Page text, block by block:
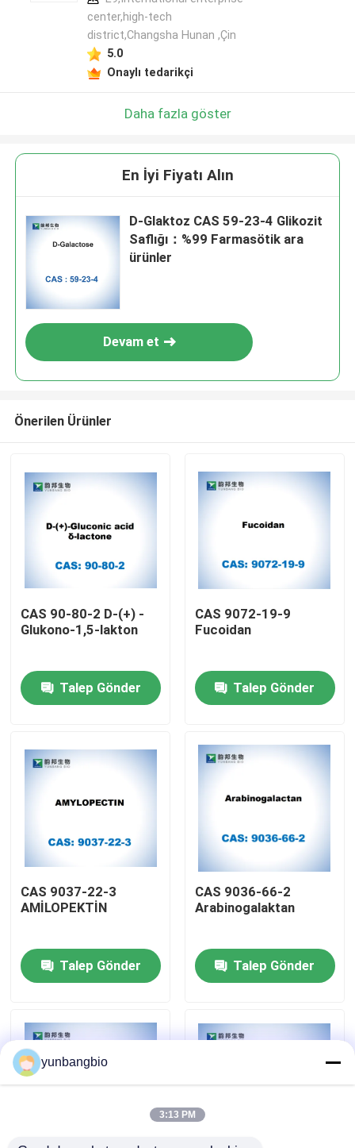
Ev
Fabrika turu
Kalite kontrol
vakalar
Biyolojik Tamponlar
center,high-tech
district,Changsha Hunan ,Çin
5.0
Onaylı tedarikçi
Daha fazla göster
En İyi Fiyatı Alın
D-Glaktoz CAS 59-23-4 Glikozit
Saflığı：%99 Farmasötik ara
ürünler
Devam et
Önerilen Ürünler
CAS 90-80-2 D-(+) -
Glukono-1,5-lakton
Talep Gönder
CAS 9072-19-9
Fucoidan
Talep Gönder
CAS 9037-22-3
AMİLOPEKTİN
Talep Gönder
CAS 9036-66-2
Arabinogalaktan
Talep Gönder
yunbangbio
3:13 PM